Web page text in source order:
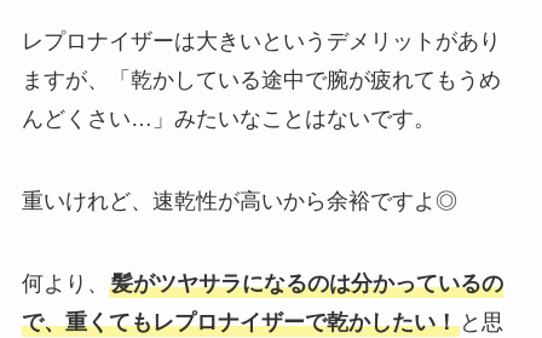
レプロナイザーは大きいというデメリットがあり
ますが、「乾かしている途中で腕が疲れてもうめ
んどくさい…」みたいなことはないです。
重いけれど、速乾性が高いから余裕ですよ◎
何より、 髪がツヤサラになるのは分かっているの
で、重くてもレプロナイザーで乾かしたい！と思